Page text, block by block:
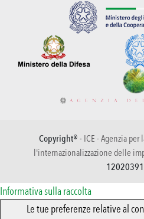
Copyright® - ICE - Agenzia per
l'internazionalizzazione delle
Informativa sulla raccolta
Le tue preferenze relative al